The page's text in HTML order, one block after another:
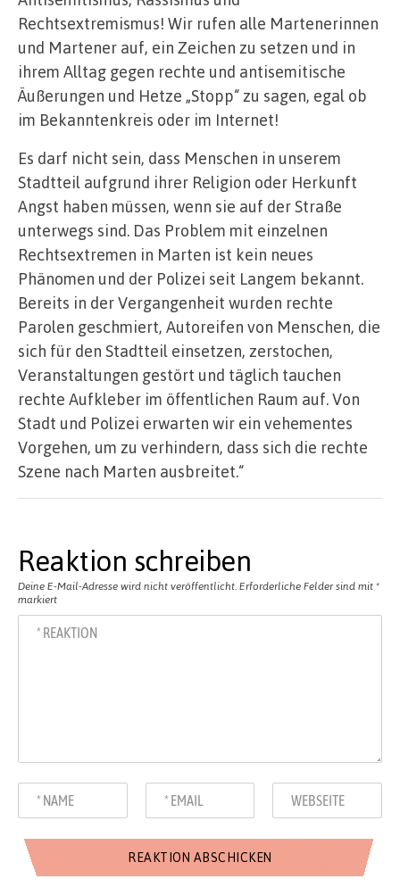
Rechtsextremismus! Wir rufen alle Martenerinnen
und Martener auf, ein Zeichen zu setzen und in
ihrem Alltag gegen rechte und antisemitische
Äußerungen und Hetze „Stopp“ zu sagen, egal ob
im Bekanntenkreis oder im Internet!
Es darf nicht sein, dass Menschen in unserem
Stadtteil aufgrund ihrer Religion oder Herkunft
Angst haben müssen, wenn sie auf der Straße
unterwegs sind. Das Problem mit einzelnen
Rechtsextremen in Marten ist kein neues
Phänomen und der Polizei seit Langem bekannt.
Bereits in der Vergangenheit wurden rechte
Parolen geschmiert, Autoreifen von Menschen, die
sich für den Stadtteil einsetzen, zerstochen,
Veranstaltungen gestört und täglich tauchen
rechte Aufkleber im öffentlichen Raum auf. Von
Stadt und Polizei erwarten wir ein vehementes
Vorgehen, um zu verhindern, dass sich die rechte
Szene nach Marten ausbreitet.“
Reaktion schreiben
Deine E-Mail-Adresse wird nicht veröffentlicht. Erforderliche Felder sind mit *
markiert